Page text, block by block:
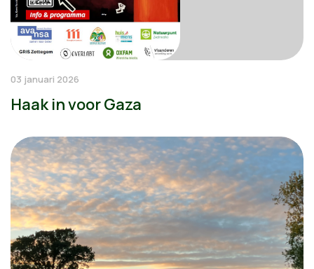
03 januari 2026
Haak in voor Gaza